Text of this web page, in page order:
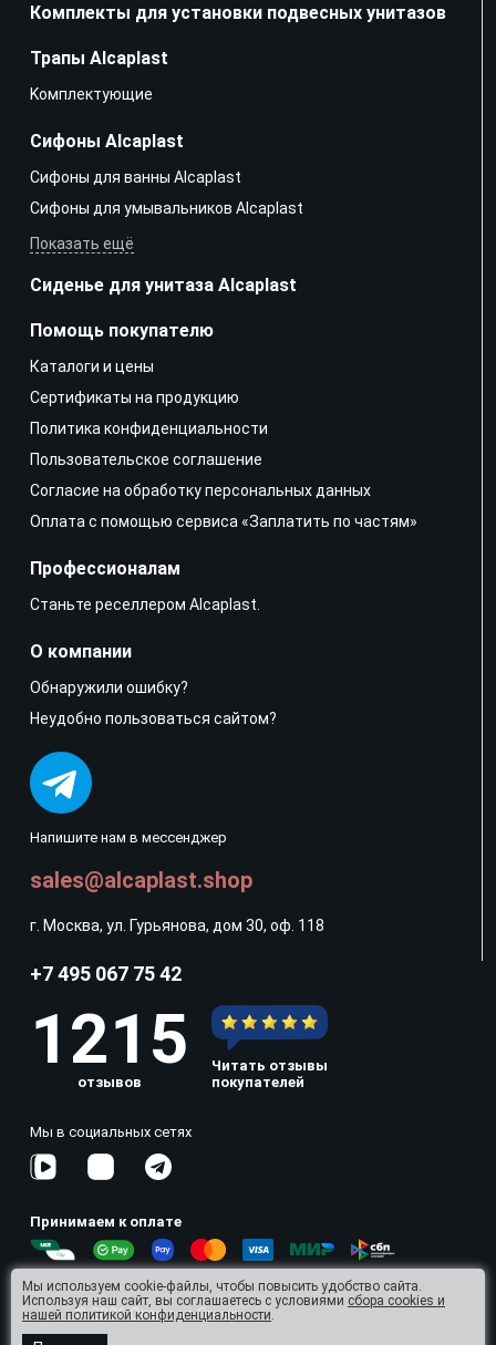
Комплекты для установки подвесных унитазов
Трапы Alcaplast
Kомплектующие
Сифоны Alcaplast
Сифоны для ванны Alcaplast
Сифоны для умывальников Alcaplast
Показать ещё
Сиденье для унитаза Alcaplast
Напишите нам в мессенджер
sales@alcaplast.shop
г. Москва, ул. Гурьянова, дом 30, оф. 118
Помощь покупателю
Каталоги и цены
Сертификаты на продукцию
Политика конфиденциальности
Пользовательское соглашение
Согласие на обработку персональных данных
Оплата с помощью сервиса «Заплатить по частям»
Профессионалам
Станьте реселлером Alcaplast.
О компании
Обнаружили ошибку?
Неудобно пользоваться сайтом?
+7 495 067 75 42
1215
отзывов
Читать отзывы
покупателей
Мы в социальных сетях
Принимаем к оплате
© 2026 Omnisan Group
Мы используем cookie-файлы, чтобы повысить удобство сайта.
Используя наш сайт, вы соглашаетесь с условиями сбора cookies и
нашей политикой конфиденциальности.